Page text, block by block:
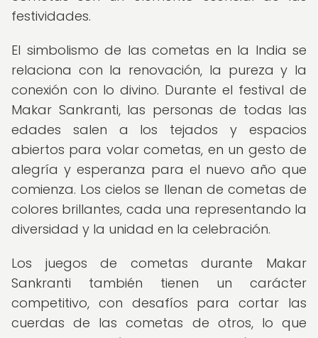
festividades.
El simbolismo de las cometas en la India se
relaciona con la renovación, la pureza y la
conexión con lo divino. Durante el festival de
Makar Sankranti, las personas de todas las
edades salen a los tejados y espacios
abiertos para volar cometas, en un gesto de
alegría y esperanza para el nuevo año que
comienza. Los cielos se llenan de cometas de
colores brillantes, cada una representando la
diversidad y la unidad en la celebración.
Los juegos de cometas durante Makar
Sankranti también tienen un carácter
competitivo, con desafíos para cortar las
cuerdas de las cometas de otros, lo que